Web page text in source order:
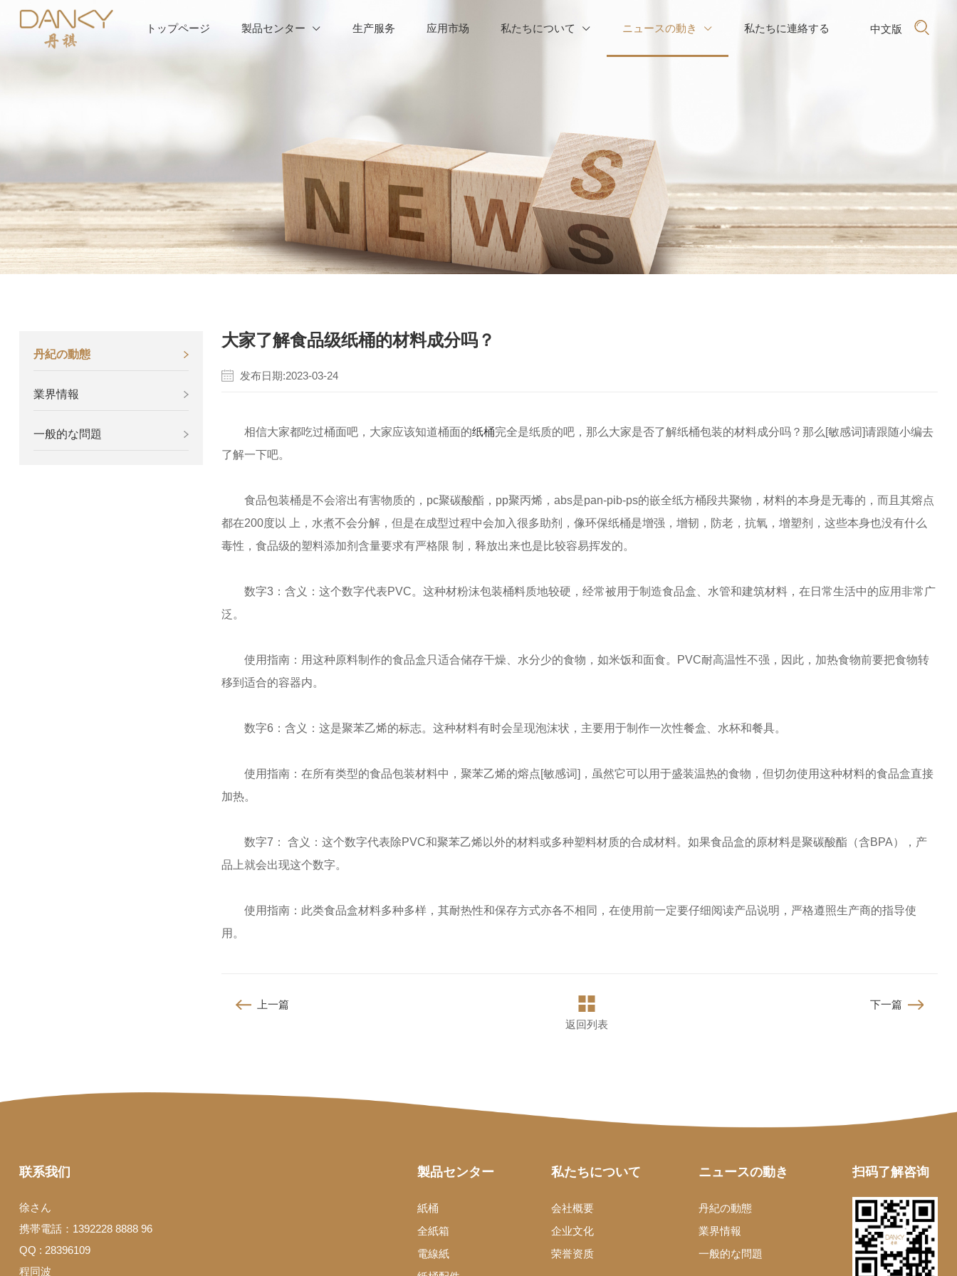
トップページ 製品センター  生产服务 应用市场 私たちについて  ニュースの動き  私たちに連絡する 中文版
丹紀の動態
業界情報
一般的な問題
大家了解食品级纸桶的材料成分吗？
发布日期:2023-03-24
相信大家都吃过桶面吧，大家应该知道桶面的纸桶完全是纸质的吧，那么大家是否了解纸桶包装的材料成分吗？那么[敏感词]请跟随小编去
了解一下吧。
食品包装桶是不会溶出有害物质的，pc聚碳酸酯，pp聚丙烯，abs是pan-pib-ps的嵌全纸方桶段共聚物，材料的本身是无毒的，而且其熔点
都在200度以 上，水煮不会分解，但是在成型过程中会加入很多助剂，像环保纸桶是增强，增韧，防老，抗氧，增塑剂，这些本身也没有什么
毒性，食品级的塑料添加剂含量要求有严格限 制，释放出来也是比较容易挥发的。
数字3：含义：这个数字代表PVC。这种材粉沫包装桶料质地较硬，经常被用于制造食品盒、水管和建筑材料，在日常生活中的应用非常广
泛。
使用指南：用这种原料制作的食品盒只适合储存干燥、水分少的食物，如米饭和面食。PVC耐高温性不强，因此，加热食物前要把食物转
移到适合的容器内。
数字6：含义：这是聚苯乙烯的标志。这种材料有时会呈现泡沫状，主要用于制作一次性餐盒、水杯和餐具。
使用指南：在所有类型的食品包装材料中，聚苯乙烯的熔点[敏感词]，虽然它可以用于盛装温热的食物，但切勿使用这种材料的食品盒直接
加热。
数字7： 含义：这个数字代表除PVC和聚苯乙烯以外的材料或多种塑料材质的合成材料。如果食品盒的原材料是聚碳酸酯（含BPA），产
品上就会出现这个数字。
使用指南：此类食品盒材料多种多样，其耐热性和保存方式亦各不相同，在使用前一定要仔细阅读产品说明，严格遵照生产商的指导使
用。
上一篇
返回列表
下一篇
联系我们
徐さん
携帯電話：1392228 8888 96
QQ : 28396109
程同波
製品センター
紙桶
全紙箱
電線紙
私たちについて
会社概要
企业文化
荣誉资质
ニュースの動き
丹紀の動態
業界情報
一般的な問題
扫码了解咨询